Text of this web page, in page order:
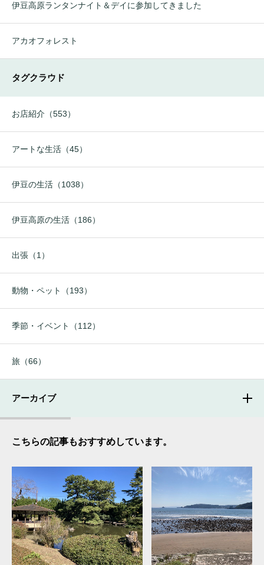
伊豆高原ランタンナイト＆デイに参加してきました
アカオフォレスト
タグクラウド
お店紹介（553）
アートな生活（45）
伊豆の生活（1038）
伊豆高原の生活（186）
出張（1）
動物・ペット（193）
季節・イベント（112）
旅（66）
アーカイブ
こちらの記事もおすすめしています。